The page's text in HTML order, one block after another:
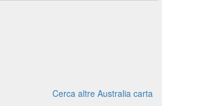
Cerca altre Australia carta